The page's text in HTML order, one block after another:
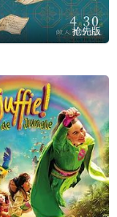
抢先版